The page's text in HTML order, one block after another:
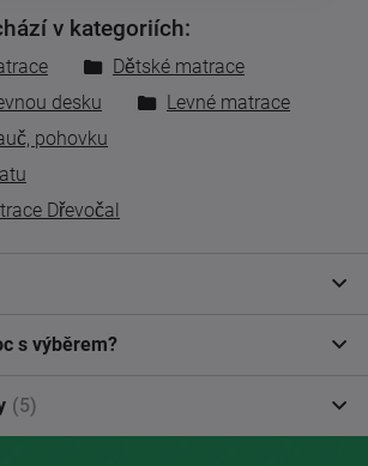
v kategoriích:
Dětské matrace
desku
Levné matrace
pohovku
Dřevočal
s výběrem?
(5)